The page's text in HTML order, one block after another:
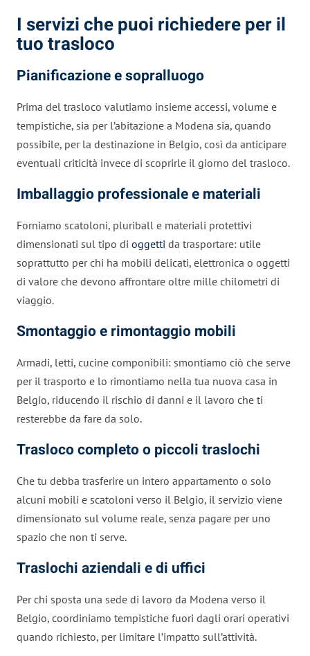
I servizi che puoi richiedere per il
tuo trasloco
Pianificazione e sopralluogo
Prima del trasloco valutiamo insieme accessi, volume e
tempistiche, sia per l’abitazione a Modena sia, quando
possibile, per la destinazione in Belgio, così da anticipare
eventuali criticità invece di scoprirle il giorno del trasloco.
Imballaggio professionale e materiali
Forniamo scatoloni, pluriball e materiali protettivi
dimensionati sul tipo di oggetti da trasportare: utile
soprattutto per chi ha mobili delicati, elettronica o oggetti
di valore che devono affrontare oltre mille chilometri di
viaggio.
Smontaggio e rimontaggio mobili
Armadi, letti, cucine componibili: smontiamo ciò che serve
per il trasporto e lo rimontiamo nella tua nuova casa in
Belgio, riducendo il rischio di danni e il lavoro che ti
resterebbe da fare da solo.
Trasloco completo o piccoli traslochi
Che tu debba trasferire un intero appartamento o solo
alcuni mobili e scatoloni verso il Belgio, il servizio viene
dimensionato sul volume reale, senza pagare per uno
spazio che non ti serve.
Traslochi aziendali e di uffici
Per chi sposta una sede di lavoro da Modena verso il
Belgio, coordiniamo tempistiche fuori dagli orari operativi
quando richiesto, per limitare l’impatto sull’attività.